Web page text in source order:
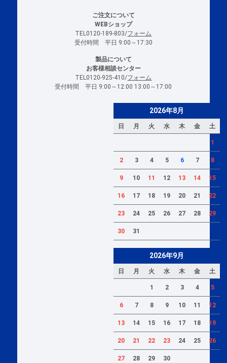
ご注文について
WEBショップ
TEL0120-189-803/フォーム
受付時間 平日 9:00～17:30
製品について
お客様相談センター
TEL0120-925-410/フォーム
受付時間 平日 9:00～12:00 13:00～17:00
2026年8月
日 月 火 水 木 金 土
1
2 3 4 5 6 7 8
9 10 11 12 13 14 15
16 17 18 19 20 21 22
23 24 25 26 27 28 29
30 31
2026年9月
日 月 火 水 木 金 土
1 2 3 4 5
6 7 8 9 10 11 12
13 14 15 16 17 18 19
20 21 22 23 24 25 26
27 28 29 30